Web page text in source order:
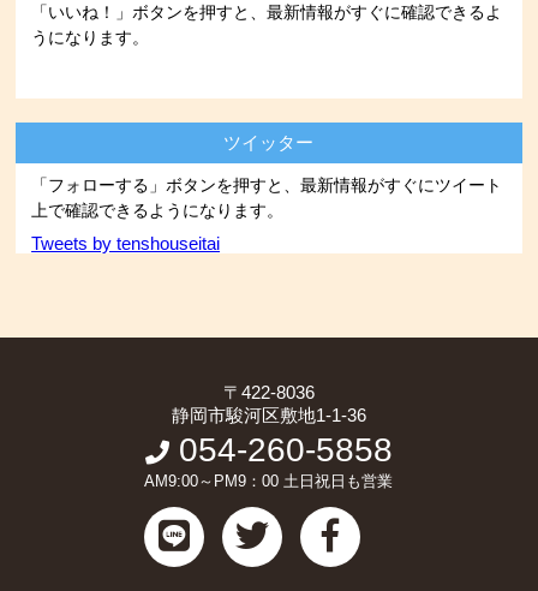
「いいね！」ボタンを押すと、最新情報がすぐに確認できるよ
うになります。
ツイッター
「フォローする」ボタンを押すと、最新情報がすぐにツイート
上で確認できるようになります。
Tweets by tenshouseitai
〒422-8036
静岡市駿河区敷地1-1-36
054-260-5858
AM9:00～PM9：00 土日祝日も営業